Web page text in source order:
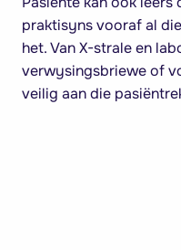
praktisyns vooraf al
het. Van X-strale en
verwysingsbriewe of
veilig aan die